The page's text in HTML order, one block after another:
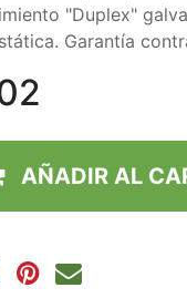
"Duplex"
Garantía
AÑADIR AL